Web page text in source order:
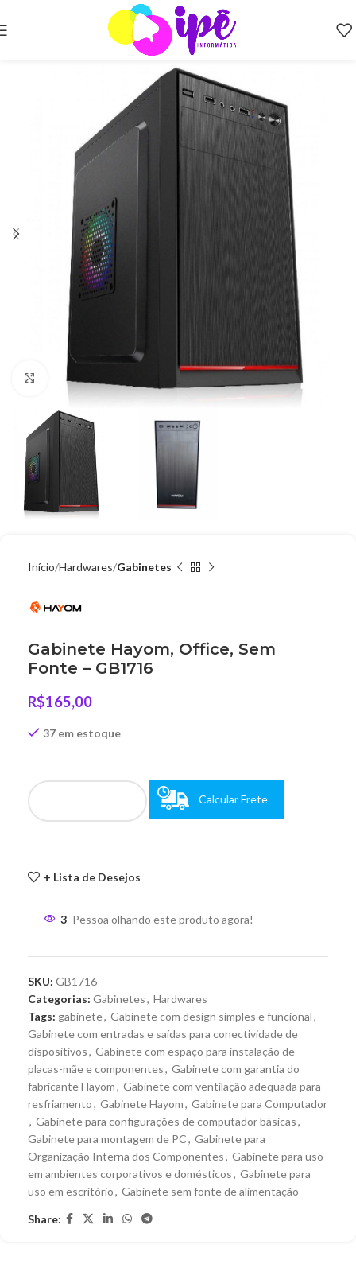
Clique para ampliar
Início Hardwares Gabinetes
Gabinete Hayom, Office, Sem
Fonte – GB1716
R$165,00
37 em estoque
Calcular Frete
+ Lista de Desejos
3 Pessoa olhando este produto agora!
SKU: GB1716
Categorias: Gabinetes, Hardwares
Tags: gabinete, Gabinete com design simples e funcional,
Gabinete com entradas e saídas para conectividade de
dispositivos, Gabinete com espaço para instalação de
placas-mãe e componentes, Gabinete com garantia do
fabricante Hayom, Gabinete com ventilação adequada para
resfriamento, Gabinete Hayom, Gabinete para Computador
, Gabinete para configurações de computador básicas,
Gabinete para montagem de PC, Gabinete para
Organização Interna dos Componentes, Gabinete para uso
em ambientes corporativos e domésticos, Gabinete para
uso em escritório, Gabinete sem fonte de alimentação
Share: